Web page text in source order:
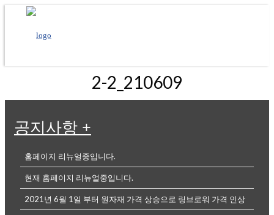
2-2_210609
공지사항 +
홈페이지 리뉴얼중입니다.
현재 홈페이지 리뉴얼중입니다.
2021년 6월 1일 부터 원자재 가격 상승으로 링브로워 가격 인상